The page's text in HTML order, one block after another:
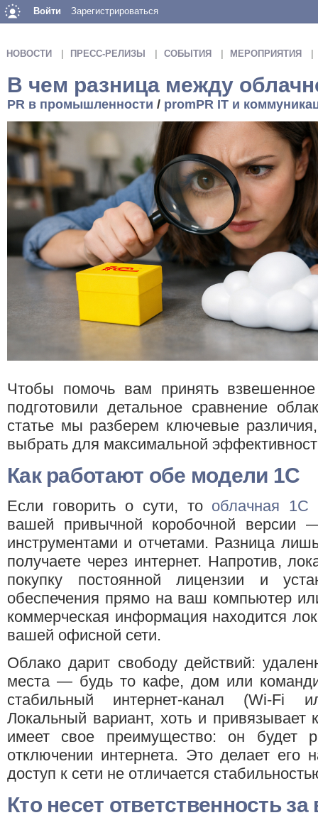
Войти Зарегистрироваться
НОВОСТИ ПРЕСС-РЕЛИЗЫ СОБЫТИЯ МЕРОПРИЯТИЯ
В чем разница между
PR в промышленности / promPR IT и
Чтобы помочь вам принять
подготовили детальное сравнение
статье мы разберем ключевые
выбрать для максимальной
Как работают обе модели 1С
Если говорить о сути, то облачная 1С
вашей привычной коробочной
инструментами и отчетами. Разница
получаете через интернет. Напротив,
покупку постоянной лицензии и
обеспечения прямо на ваш компьютер
коммерческая информация находится
вашей офисной сети.
Облако дарит свободу действий:
места — будь то кафе, дом или
стабильный интернет-канал (Wi-Fi
Локальный вариант, хоть и
имеет свое преимущество: он будет
отключении интернета. Это делает
доступ к сети не отличается
Кто несет ответственность